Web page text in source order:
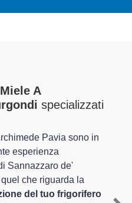
A
specializzati
Pavia sono in
esperienza
Sannazzaro de'
che riguarda la
del tuo frigorifero